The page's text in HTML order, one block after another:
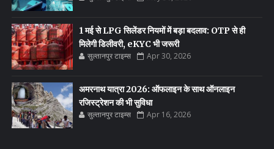
1 मई से LPG सिलेंडर नियमों में बड़ा बदलाव: OTP से ही
मिलेगी डिलीवरी, eKYC भी जरूरी
सुल्तानपुर टाइम्स Apr 30, 2026
अमरनाथ यात्रा 2026: ऑफलाइन के साथ ऑनलाइन
रजिस्ट्रेशन की भी सुविधा
सुल्तानपुर टाइम्स Apr 16, 2026